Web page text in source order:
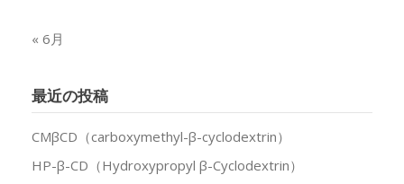
« 6月
最近の投稿
CMβCD（carboxymethyl-β-cyclodextrin）
HP-β-CD（Hydroxypropyl β-Cyclodextrin）